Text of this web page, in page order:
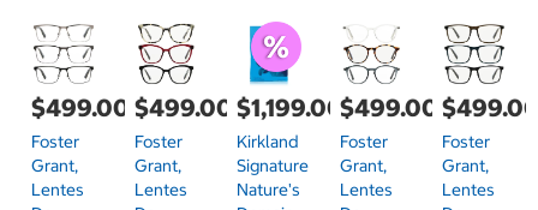
$499.00
Foster
Grant,
Lentes
$499.00
Foster
Grant,
Lentes
$1,199.00
Kirkland
Signature
Nature's
$499.00
Foster
Grant,
Lentes
Foster
Grant,
Lentes